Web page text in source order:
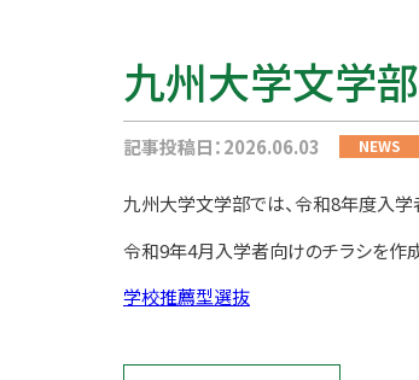
九州大学文学
記事投稿日：2026.06.03 NEWS
九州大学文学部では、令和8年度入学
令和9年4月入学者向けのチラシを作成
学校推薦型選抜